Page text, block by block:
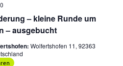
– kleine Runde um
– ausgebucht
Wolfertshofen 11, 92363